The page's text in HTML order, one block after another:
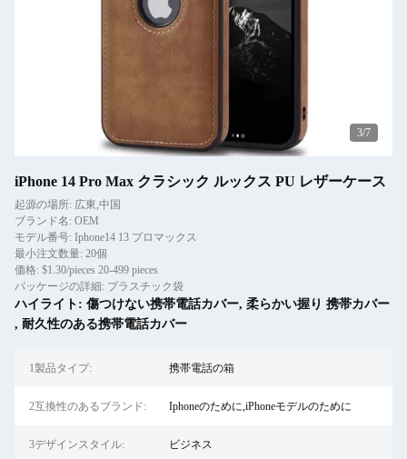
3/7
iPhone 14 Pro Max クラシック ルックス PU レザーケース
起源の場所: 広東,中国
ブランド名: OEM
モデル番号: Iphone14 13 プロマックス
最小注文数量: 20個
価格: $1.30/pieces 20-499 pieces
パッケージの詳細: プラスチック袋
ハイライト: 傷つけない携帯電話カバー, 柔らかい握り 携帯カバー
, 耐久性のある携帯電話カバー
1製品タイプ: 携帯電話の箱
2互換性のあるブランド: Iphoneのために,iPhoneモデルのために
3デザインスタイル: ビジネス